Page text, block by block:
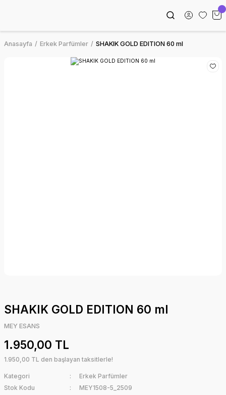
Anasayfa Erkek Parfümler SHAKIK GOLD EDITION 60 ml
SHAKIK GOLD EDITION 60 ml
MEY ESANS
1.950,00 TL
1.950,00 TL den başlayan taksitlerle!
Kategori
Erkek Parfümler
Stok Kodu
MEY1508-5_2509